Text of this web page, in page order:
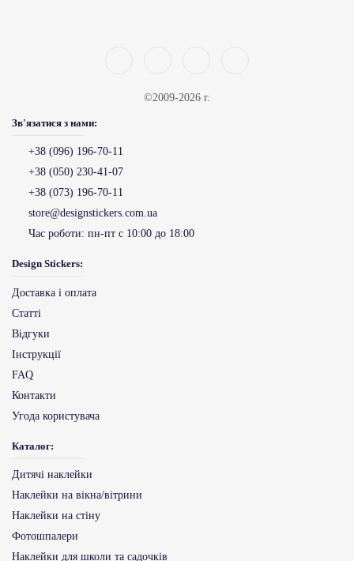
©2009-2026 г.
Зв'язатися з нами:
+38 (096) 196-70-11
+38 (050) 230-41-07
+38 (073) 196-70-11
store@designstickers.com.ua
Час роботи: пн-пт с 10:00 до 18:00
Design Stickers:
Доставка і оплата
Статті
Відгуки
Інструкції
FAQ
Контакти
Угода користувача
Каталог:
Дитячі наклейки
Наклейки на вікна/вітрини
Наклейки на стіну
Фотошпалери
Наклейки для школи та садочків